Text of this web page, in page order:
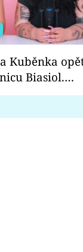
Kuběnka
Biasiol.
falešná a